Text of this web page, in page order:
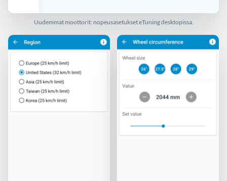
Uudemmat moottorit: nopeusasetukset eTuning desktopissa.